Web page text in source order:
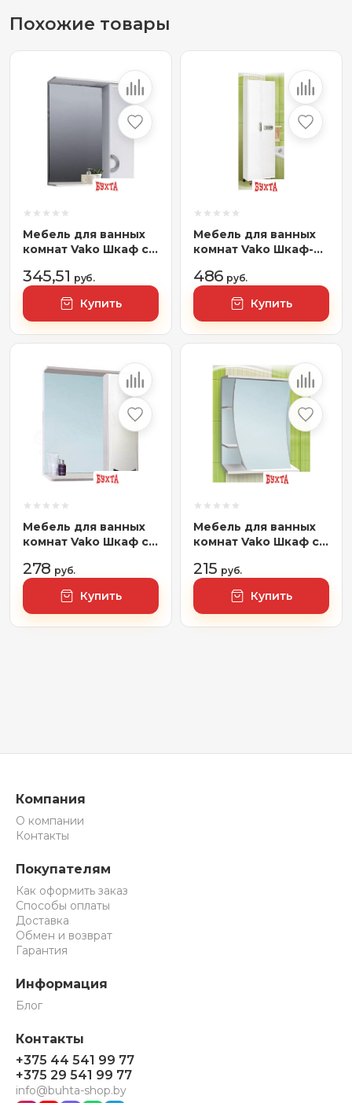
Похожие товары
Мебель для ванных
комнат Vako Шкаф с
60 17667
345,51 руб.
Купить
Мебель для ванных
комнат Vako Шкаф-
(белый)
486 руб.
Купить
Мебель для ванных
комнат Vako Шкаф с
16501
278 руб.
Купить
Мебель для ванных
комнат Vako Шкаф с
(правый)
215 руб.
Купить
Компания
О компании
Контакты
Покупателям
Как оформить заказ
Способы оплаты
Доставка
Обмен и возврат
Гарантия
Информация
Блог
Контакты
+375 44 541 99 77
+375 29 541 99 77
info@buhta-shop.by